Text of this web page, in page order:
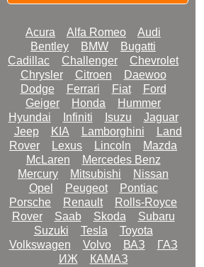
Acura Alfa Romeo
Audi
Bentley
BMW
Bugatti
Cadillac
Challenger
Chevrolet
Chrysler
Citroen
Daewoo
Dodge
Ferrari Fiat
Ford
Geiger
Honda
Hummer
Hyundai
Infiniti Isuzu
Jaguar
Jeep
KIA Lamborghini
Land
Rover
Lexus Lincoln
Mazda
McLaren
Mercedes Benz
Mercury
Mitsubishi
Nissan
Opel
Peugeot
Pontiac
Porsche
Renault
Rolls-Royce
Rover
Saab Skoda
Subaru
Suzuki
Tesla
Toyota
Volkswagen
Volvo ВАЗ
ГАЗ
ИЖ
КАМАЗ